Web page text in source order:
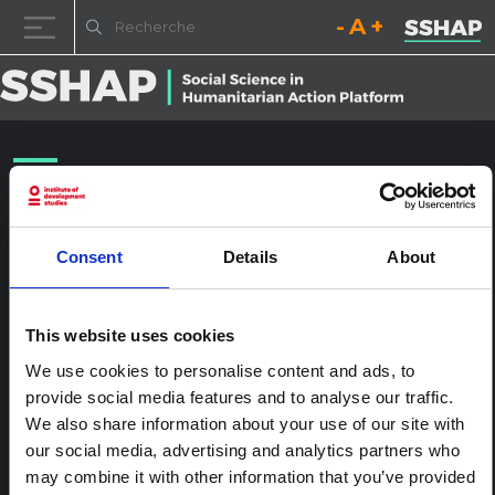
Consent Details About
This website uses cookies
We use cookies to personalise content and ads, to
provide social media features and to analyse our traffic.
We also share information about your use of our site with
our social media, advertising and analytics partners who
may combine it with other information that you’ve provided
Diminuez la taille de la
Réinitialisez la
UNI164691
Publié le25 janvier 2017(25 janvier 2017)parssia_admin